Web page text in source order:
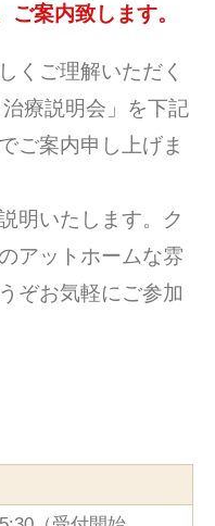
案内致します。
くご理解いただく
療説明会」を下記
ご案内申し上げま
明いたします。ク
アットホームな雰
ぞお気軽にご参加